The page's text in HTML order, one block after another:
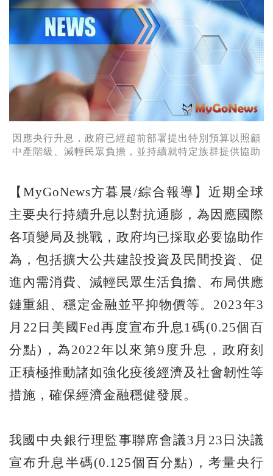
因應央行升息，政府已經超前部署提出特別預算以照顧
中產階級、減輕民眾負擔，並持續就特定族群提供協助
【MyGoNews方暮晨/綜合報導】近期全球
主要央行持續升息以對抗通膨，為因應國際
各項變局及挑戰，政府均已採取必要協助作
為，包括擴大公共建設投資及民間投資、促
進內需消費、減輕民眾生活負擔、布局供應
鏈重組、穩定金融並平抑物價等。2023年3
月22日美國Fed再度宣布升息1碼(0.25個百
分點)，為2022年以來第9度升息，政府刻
正積極推動諸如強化疫後經濟及社會韌性等
措施，確保經濟金融穩健發展。
我國中央銀行理監事聯席會議3月23日決議
宣布升息半碼(0.125個百分點)，考量央行